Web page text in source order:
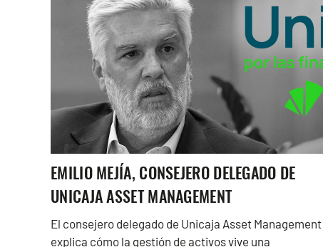
EMILIO MEJÍA, CONSEJERO DELEGADO DE
UNICAJA ASSET MANAGEMENT
El consejero delegado de Unicaja Asset Management
explica cómo la gestión de activos vive una